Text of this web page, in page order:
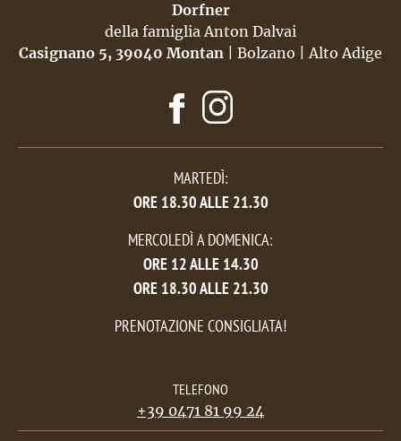
Dorfner
della famiglia Anton Dalvai
Casignano 5, 39040 Montan | Bolzano | Alto Adige
MARTEDÌ:
ORE 18.30 ALLE 21.30
MERCOLEDÌA DOMENICA:
ORE 12 ALLE 14.30
ORE 18.30 ALLE 21.30
PRENOTAZIONE CONSIGLIATA!
TELEFONO
+39 0471 81 99 24